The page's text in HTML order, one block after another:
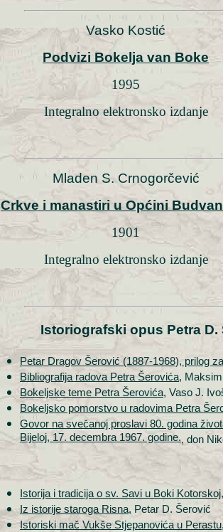
Vasko Kostić
Podvizi Bokelja van Boke
1995
Integralno elektronsko izdanje
Mladen S. Crnogorčević
Crkve i manastiri u Općini
1901
Integralno elektronsko izdanje
Istoriografski opus Petra D.
Petar Dragov Šerović (1887-1968), prilog
Bibliografija radova Petra Šerovića,
Bokeljske teme Petra Šerovića, Vaso J.
Bokeljsko pomorstvo u radovima Petra
Govor na svečanoj proslavi 80. godina
Bijeloj, 17. decembra 1967. godine., don
Istorija i tradicija o sv. Savi u Boki Kotorskoj
Iz istorije staroga Risna, Petar D. Šerović
Istoriski mač Vukše Stjepanovića u Perastu